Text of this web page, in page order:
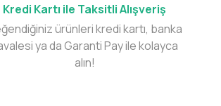
Kredi Kartı ile Taksitli Alışveriş
ürünleri kredi kartı, banka
ya da Garanti Pay ile kolayca
alın!